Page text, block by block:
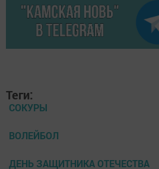
Теги:
СОКУРЫ
ВОЛЕЙБОЛ
ДЕНЬ ЗАЩИТНИКА ОТЕЧЕСТВА